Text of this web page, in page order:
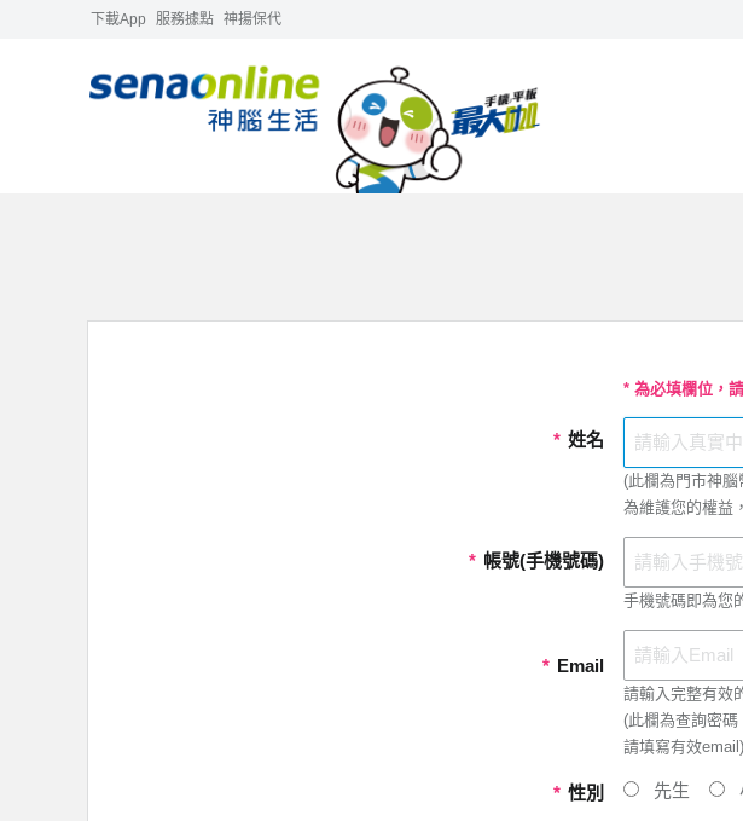
下載App 服務據點 神揚保代
* 為必填欄位，
* 姓名
(此欄為門市神腦
為維護您的權益
* 帳號(手機號碼)
手機號碼即為您
* Email
請輸入完整有效
(此欄為查詢密碼
請填寫有效email)
* 性別 先生